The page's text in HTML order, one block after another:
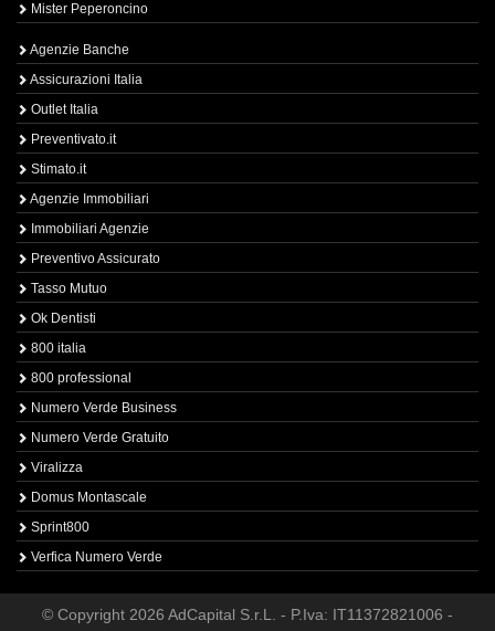
Mister Peperoncino
Agenzie Banche
Assicurazioni Italia
Outlet Italia
Preventivato.it
Stimato.it
Agenzie Immobiliari
Immobiliari Agenzie
Preventivo Assicurato
Tasso Mutuo
Ok Dentisti
800 italia
800 professional
Numero Verde Business
Numero Verde Gratuito
Viralizza
Domus Montascale
Sprint800
Verfica Numero Verde
© Copyright 2026 AdCapital S.r.L. - P.Iva: IT11372821006 -